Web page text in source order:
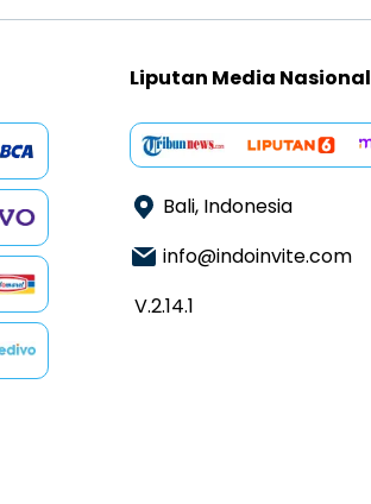
Liputan Media Nasional
Bali, Indonesia
info@indoinvite.com
V.2.14.1